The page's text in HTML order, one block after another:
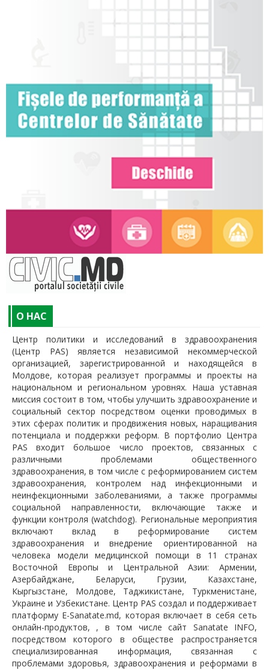
O НАС
Центр политики и исследований в здравоохранения
(Центр PAS) является независимой некоммерческой
организацией, зарегистрированной и находящейся в
Молдове, которая реализует программы и проекты на
национальном и региональном уровнях. Наша уставная
миссия состоит в том, чтобы улучшить здравоохранение и
социальный сектор посредством оценки проводимых в
этих сферах политик и продвижения новых, наращивания
потенциала и поддержки реформ. В портфолио Центра
PAS входит большое число проектов, связанных с
различными проблемами общественного
здравоохранения, в том числе с реформированием систем
здравоохранения, контролем над инфекционными и
неинфекционными заболеваниями, а также программы
социальной направленности, включающие также и
функции контроля (watchdog). Региональные мероприятия
включают вклад в реформирование систем
здравоохранения и внедрение ориентированной на
человека модели медицинской помощи в 11 странах
Восточной Европы и Центральной Азии: Армении,
Азербайджане, Беларуси, Грузии, Казахстане,
Кыргызстане, Молдове, Таджикистане, Туркменистане,
Украине и Узбекистане. Центр PAS создал и поддерживает
платформу E-Sanatate.md, которая включает в себя сеть
онлайн-продуктов, , в том числе сайт Sanatate INFO,
посредством которого в обществе распространяется
специализированная информация, связанная с
проблемами здоровья, здравоохранения и реформами в